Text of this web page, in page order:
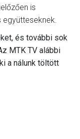
is
és további sok
MTK TV alábbi
a nálunk töltött